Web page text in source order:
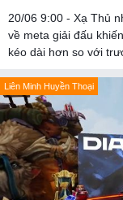
20/06 9:00 - Xạ Thủ
về meta giải đấu
kéo dài hơn so với
Liên Minh Huyền Thoại